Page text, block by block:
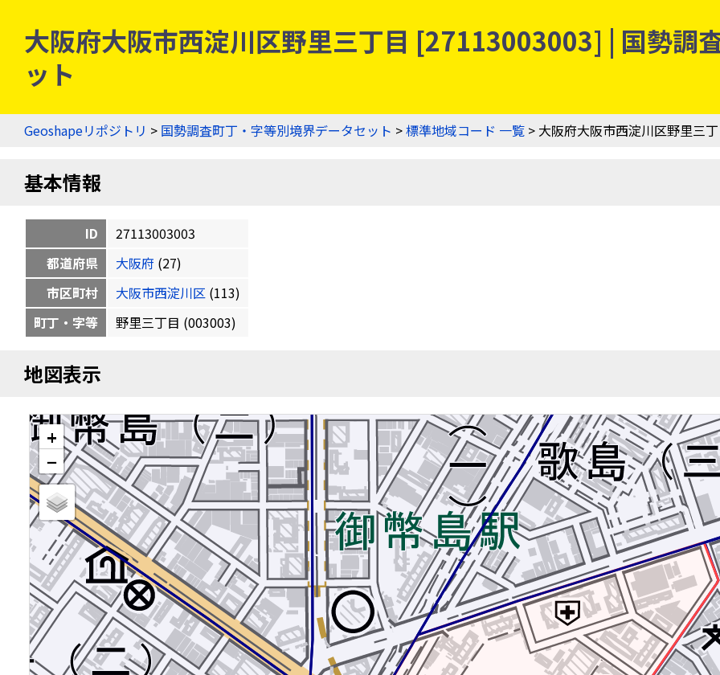
大阪府大阪市西淀川区野里三丁目 [27113003003] | 国勢調
ット
Geoshapeリポジトリ > 国勢調査町丁・字等別境界データセット >標準地域コード 一覧 > 大阪府大阪市西淀川区野里三
基本情報
ID
27113003003
都道府県
大阪府 (27)
市区町村
大阪市西淀川区 (113)
町丁・字等
野里三丁目 (003003)
地図表示
+
−